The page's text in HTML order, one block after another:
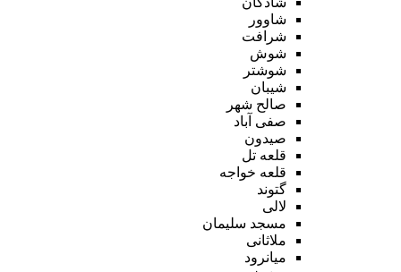
شاوور
شرافت
شوش
شوشتر
شیبان
صالح شهر
صفی آباد
صیدون
قلعه تل
قلعه خواجه
گتوند
لالی
مسجد سلیمان
ملاثانی
میانرود